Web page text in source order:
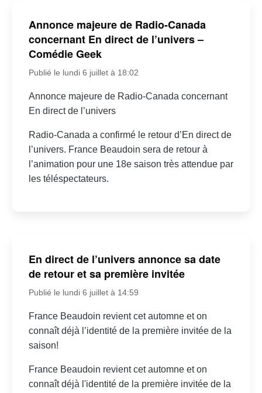
Annonce majeure de Radio-Canada
concernant En direct de l’univers –
Comédie Geek
Publié le lundi 6 juillet à 18:02
Annonce majeure de Radio-Canada concernant
En direct de l’univers
Radio-Canada a confirmé le retour d’En direct de
l’univers. France Beaudoin sera de retour à
l’animation pour une 18e saison très attendue par
les téléspectateurs.
En direct de l’univers annonce sa date
de retour et sa première invitée
Publié le lundi 6 juillet à 14:59
France Beaudoin revient cet automne et on
connaît déjà l’identité de la première invitée de la
saison!
France Beaudoin revient cet automne et on
connaît déjà l'identité de la première invitée de la